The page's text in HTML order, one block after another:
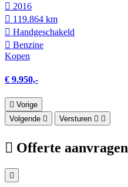
2016
119.864 km
Hand­geschakeld
Benzine
Kopen
€ 9.950,-
Vorige
Volgende
Versturen
Offerte aanvragen